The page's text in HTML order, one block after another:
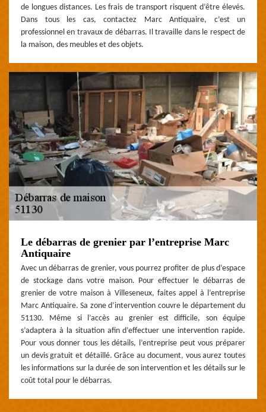
de longues distances. Les frais de transport risquent d’être élevés.
Dans tous les cas, contactez Marc Antiquaire, c’est un
professionnel en travaux de débarras. Il travaille dans le respect de
la maison, des meubles et des objets.
Le débarras de grenier par l’entreprise Marc
Antiquaire
Avec un débarras de grenier, vous pourrez profiter de plus d’espace
de stockage dans votre maison. Pour effectuer le débarras de
grenier de votre maison à Villeseneux, faites appel à l’entreprise
Marc Antiquaire. Sa zone d’intervention couvre le département du
51130. Même si l’accès au grenier est difficile, son équipe
s’adaptera à la situation afin d’effectuer une intervention rapide.
Pour vous donner tous les détails, l’entreprise peut vous préparer
un devis gratuit et détaillé. Grâce au document, vous aurez toutes
les informations sur la durée de son intervention et les détails sur le
coût total pour le débarras.